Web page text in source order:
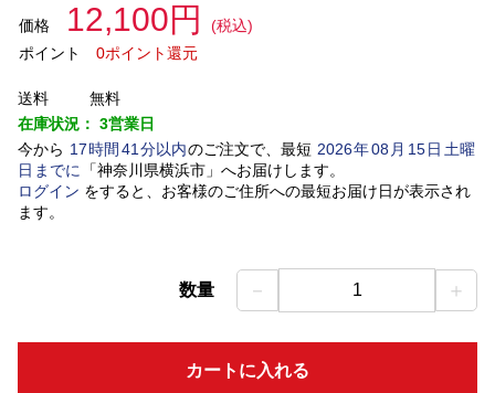
価格 12,100円
(税込)
ポイント
0ポイント還元
送料
無料
在庫状況： 3営業日
今から 17時間 41 分以内のご注文で、最短 2026年08 月 15日土曜
日 までに 「神奈川県横浜市」 へお届けします。
ログイン をすると、お客様のご住所への最短お届け日が表示され
ます。
数量 － 1 ＋
カートに入れる